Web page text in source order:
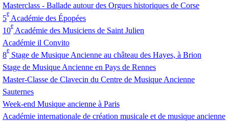
Masterclass - Ballade autour des Orgues historiques de Corse
5
e
Académie des Épopées
10
e
Académie des Musiciens de Saint Julien
Académie il Convito
8
e
Stage de Musique Ancienne au château des Hayes, à Brion
Stage de Musique Ancienne en Pays de Rennes
Master-Classe de Clavecin du Centre de Musique Ancienne
Sauternes
Week-end Musique ancienne à Paris
Académie internationale de création musicale et de musique ancienne